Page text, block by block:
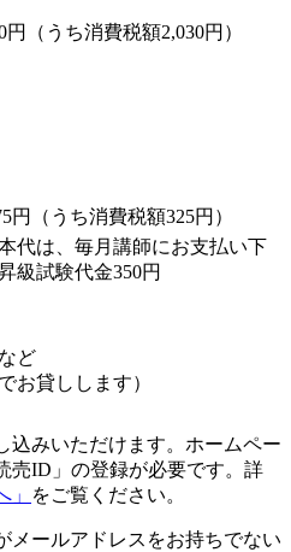
円（うち消費税額2,030円）
円（うち消費税額325円）
代は、毎月講師にお支払い下
級試験代金350円
ど
お貸しします）
みいただけます。ホームペー
売ID」の登録が必要です。詳
」 をご覧ください。
ールアドレスをお持ちでない